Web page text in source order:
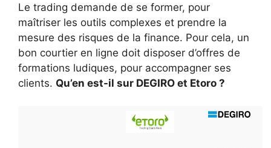
Le trading demande de se former, pour
maîtriser les outils complexes et prendre la
mesure des risques de la finance. Pour cela, un
bon courtier en ligne doit disposer d’offres de
formations ludiques, pour accompagner ses
clients. Qu’en est-il sur DEGIRO et Etoro ?